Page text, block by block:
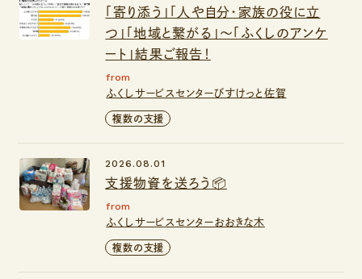
「寄り添う」「人や自分・家族の役に立
つ」「地域と繋がる」～「ふくしのアンケ
ート」結果ご報告！
from
ふくしサービスセンターびすけっと佐賀
複数の支援
支援物資を送ろう📦
2026.08.01
from
ふくしサービスセンターおおきな木
複数の支援